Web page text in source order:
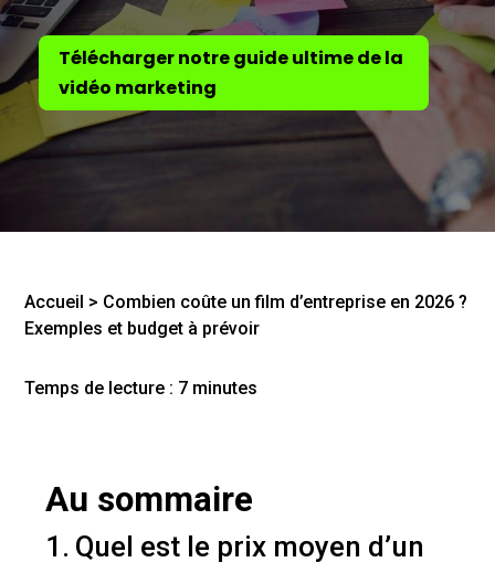
Télécharger notre guide ultime de la
vidéo marketing
Accueil > Combien coûte un film d’entreprise en 2026 ?
Exemples et budget à prévoir
Temps de lecture : 7 minutes
Au sommaire
Quel est le prix moyen d’un